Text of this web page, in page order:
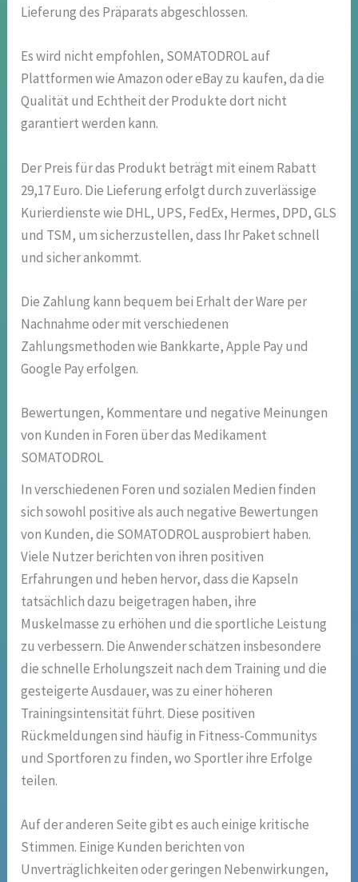
Lieferung des Präparats abgeschlossen.
Es wird nicht empfohlen, SOMATODROL auf
Plattformen wie Amazon oder eBay zu kaufen, da die
Qualität und Echtheit der Produkte dort nicht
garantiert werden kann.
Der Preis für das Produkt beträgt mit einem Rabatt
29,17 Euro. Die Lieferung erfolgt durch zuverlässige
Kurierdienste wie DHL, UPS, FedEx, Hermes, DPD, GLS
und TSM, um sicherzustellen, dass Ihr Paket schnell
und sicher ankommt.
Die Zahlung kann bequem bei Erhalt der Ware per
Nachnahme oder mit verschiedenen
Zahlungsmethoden wie Bankkarte, Apple Pay und
Google Pay erfolgen.
Bewertungen, Kommentare und negative Meinungen
von Kunden in Foren über das Medikament
SOMATODROL
In verschiedenen Foren und sozialen Medien finden
sich sowohl positive als auch negative Bewertungen
von Kunden, die SOMATODROL ausprobiert haben.
Viele Nutzer berichten von ihren positiven
Erfahrungen und heben hervor, dass die Kapseln
tatsächlich dazu beigetragen haben, ihre
Muskelmasse zu erhöhen und die sportliche Leistung
zu verbessern. Die Anwender schätzen insbesondere
die schnelle Erholungszeit nach dem Training und die
gesteigerte Ausdauer, was zu einer höheren
Trainingsintensität führt. Diese positiven
Rückmeldungen sind häufig in Fitness-Communitys
und Sportforen zu finden, wo Sportler ihre Erfolge
teilen.
Auf der anderen Seite gibt es auch einige kritische
Stimmen. Einige Kunden berichten von
Unverträglichkeiten oder geringen Nebenwirkungen,